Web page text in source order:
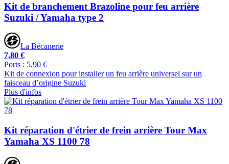
Kit de branchement Brazoline pour feu arrière
Suzuki / Yamaha type 2
La Bécanerie
7,80 €
Ports : 5,90 €
Kit de connexion pour installer un feu arrière universel sur un
faisceau d’origine Suzuki
Plus d'infos
Kit réparation d'étrier de frein arrière Tour Max
Yamaha XS 1100 78